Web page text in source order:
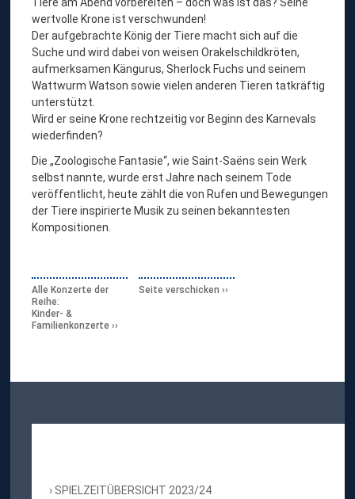
wertvolle Krone ist verschwunden!
Der aufgebrachte König der Tiere macht sich auf die
Suche und wird dabei von weisen Orakelschildkröten,
aufmerksamen Kängurus, Sherlock Fuchs und seinem
Wattwurm Watson sowie vielen anderen Tieren tatkräftig
unterstützt.
Wird er seine Krone rechtzeitig vor Beginn des Karnevals
wiederfinden?
Die „Zoologische Fantasie“, wie Saint-Saëns sein Werk
selbst nannte, wurde erst Jahre nach seinem Tode
veröffentlicht, heute zählt die von Rufen und Bewegungen
der Tiere inspirierte Musik zu seinen bekanntesten
Kompositionen.
Alle Konzerte der
Reihe:
Kinder- &
Familienkonzerte
Seite verschicken
SPIELZEITÜBERSICHT 2023/24